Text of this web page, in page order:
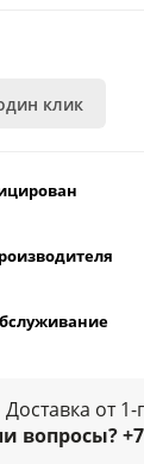
клик
Доставка от 1-
вопросы? +7